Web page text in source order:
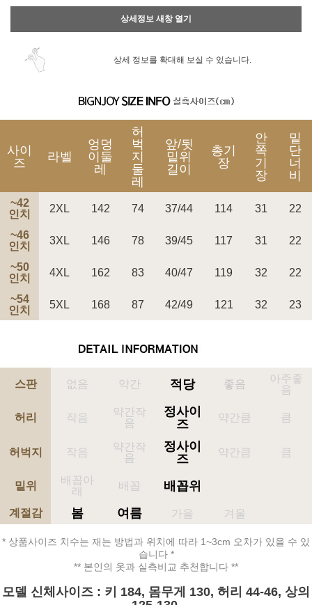
상세정보 새창 열기
상세 정보를 확대해 보실 수 있습니다.
사이
즈
라벨
엉덩
이둘
레
허
벅
지
둘
레
앞/뒷
밑위
길이
총기
장
안
쪽
기
장
밑
단
너
비
~42
인치
2XL 142 74 37/44 114 31 22
~46
인치
3XL 146 78 39/45 117 31 22
~50
인치
4XL 162 83 40/47 119 32 22
~54
인치
5XL 168 87 42/49 121 32 23
스판 없음 약간 적당 좋음
아주좋
음
허리 작음
약간작
음
정사이
즈
약간큼 큼
허벅지 작음
약간작
음
정사이
즈
약간큼 큼
밑위
배꼽아
래
배꼽 배꼽위
계절감 봄 여름 가을 겨울
* 상품사이즈 치수는 재는 방법과 위치에 따라 1~3cm 오차가 있을 수 있
습니다 *
** 본인의 옷과 실측비교 추천합니다 **
모델 신체사이즈 : 키 184, 몸무게 130, 허리 44-46, 상의